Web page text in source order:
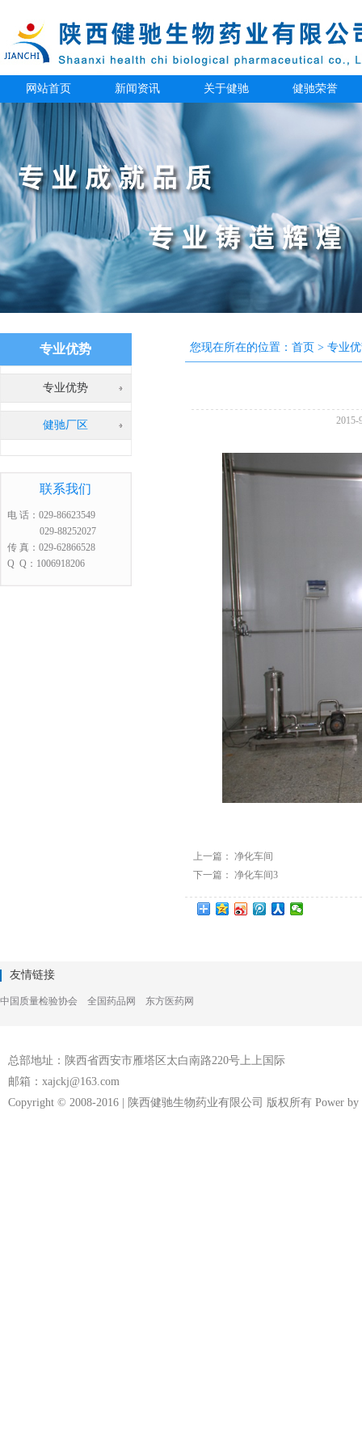
网站首页 新闻资讯 关于健驰 健驰荣誉
专业优势
专业优势
健驰厂区
联系我们
电 话：029-86623549
029-88252027
传 真：029-62866528
Q Q：1006918206
您现在所在的位置： 首页 > 专业
2015-
上一篇： 净化车间
下一篇： 净化车间3
友情链接
中国质量检验协会 全国药品网 东方医药网
总部地址：陕西省西安市雁塔区太白南路220号上上国际
邮箱：xajckj@163.com
Copyright © 2008-2016 | 陕西健驰生物药业有限公司 版权所有 Power by